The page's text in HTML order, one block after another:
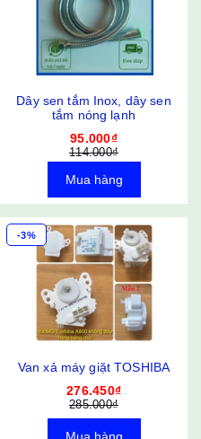
Dây sen tắm Inox, dây sen
tắm nóng lạnh
95.000₫
114.000₫
Mua hàng
-3%
Van xả máy giặt TOSHIBA
276.450₫
285.000₫